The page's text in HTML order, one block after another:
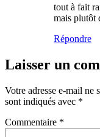
tout à fait
mais plutôt
Répondre
Laisser un
Votre adresse e-mail ne
sont indiqués avec *
Commentaire *